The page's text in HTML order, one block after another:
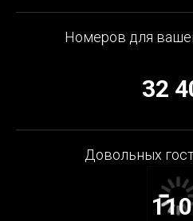
Номеров для
32
Довольных